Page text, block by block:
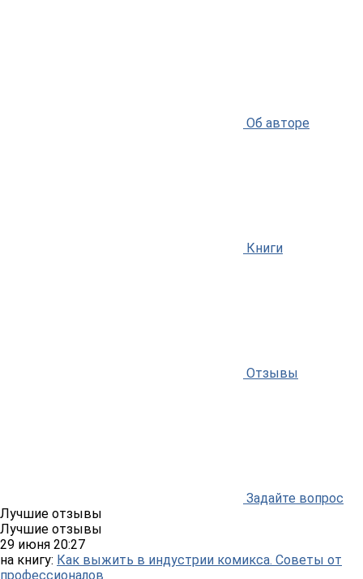
Об авторе
Книги
Отзывы
Задайте вопрос
Лучшие отзывы
Лучшие отзывы
29 июня 20:27
на книгу: Как выжить в индустрии комикса. Советы от
профессионалов